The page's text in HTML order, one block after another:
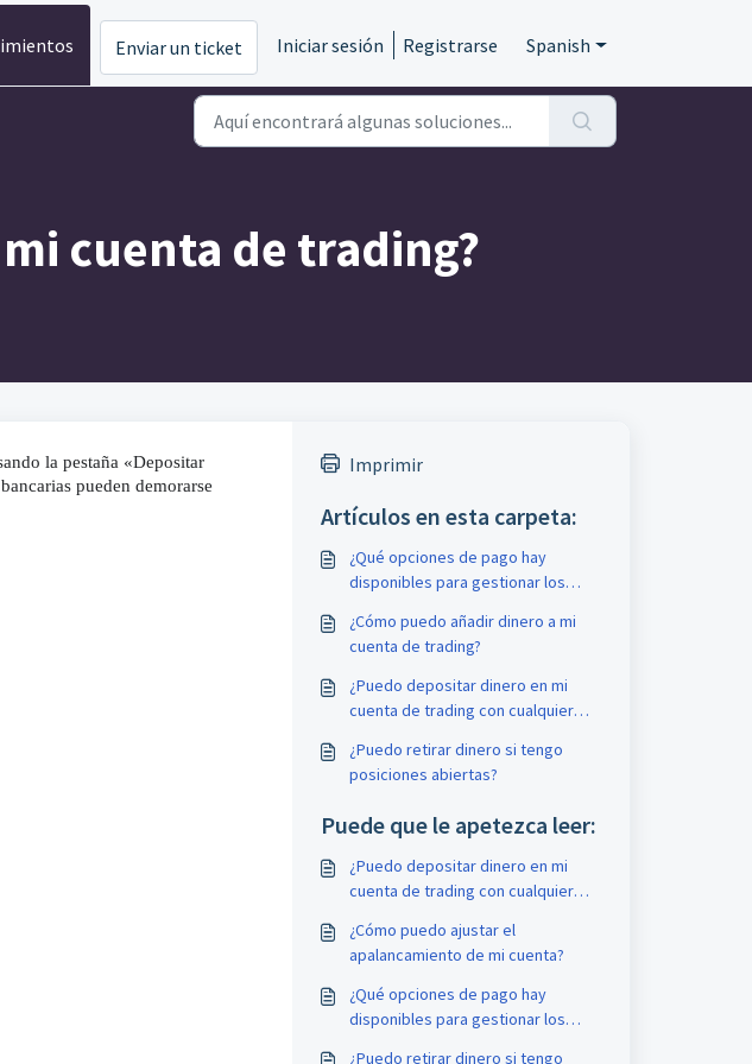
Enviar un ticket Iniciar sesión Registrarse Spanish
cuenta de trading?
la pestaña «Depositar
pueden demorarse
Imprimir
Artículos en esta carpeta:
¿Qué opciones de pago hay
disponibles para gestionar los
¿Cómo puedo añadir dinero a mi
cuenta de trading?
¿Puedo depositar dinero en mi
cuenta de trading con cualquier
¿Puedo retirar dinero si tengo
posiciones abiertas?
Puede que le apetezca leer:
¿Puedo depositar dinero en mi
cuenta de trading con cualquier
¿Cómo puedo ajustar el
apalancamiento de mi cuenta?
¿Qué opciones de pago hay
disponibles para gestionar los
¿Puedo retirar dinero si tengo